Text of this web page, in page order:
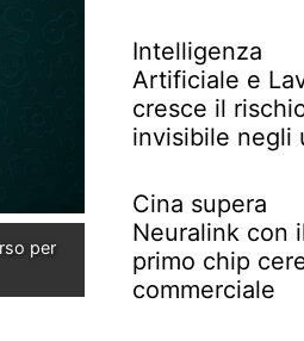
per
Intelligenza
Artificiale e
cresce il
invisibile negli
Cina supera
Neuralink con
primo chip
commerciale